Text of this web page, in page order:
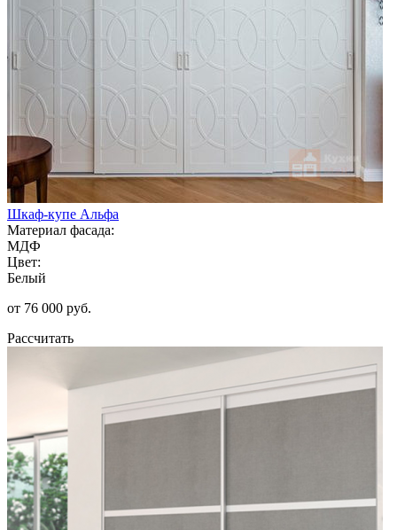
Шкаф-купе Альфа
Материал фасада:
МДФ
Цвет:
Белый
от 76 000 руб.
Рассчитать